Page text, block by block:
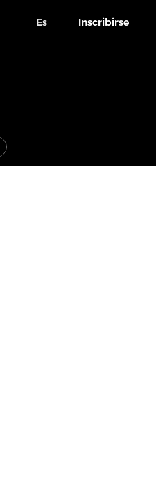
Es Inscribirse